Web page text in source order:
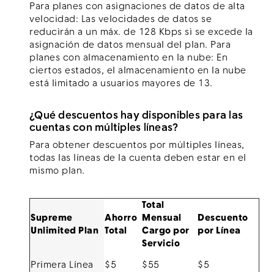
Para planes con asignaciones de datos de alta
velocidad: Las velocidades de datos se
reducirán a un máx. de 128 Kbps si se excede la
asignación de datos mensual del plan. Para
planes con almacenamiento en la nube: En
ciertos estados, el almacenamiento en la nube
está limitado a usuarios mayores de 13.
¿Qué descuentos hay disponibles para las
cuentas con múltiples líneas?
Para obtener descuentos por múltiples líneas,
todas las líneas de la cuenta deben estar en el
mismo plan.
Supreme
Unlimited Plan
Ahorro
Total
Total
Mensual
Cargo por
Servicio
Descuento
por Línea
Primera Línea $5 $55
$5